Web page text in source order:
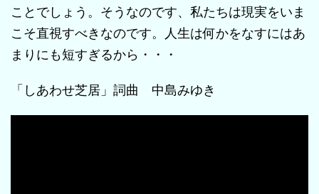
ことでしょう。そうなのです、私たちは現実をいま
こそ直視すべきなのです。人生は何かをなすにはあ
まりにも短すぎるから・・・
「しあわせ芝居」詞曲 中島みゆき